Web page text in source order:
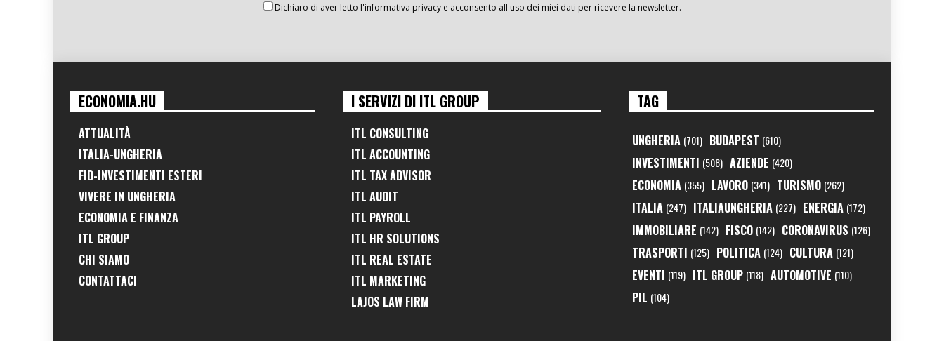
Dichiaro di aver letto l'informativa privacy e acconsento all'uso dei miei dati per ricevere la newsletter.
ECONOMIA.HU
ATTUALITÀ
ITALIA-UNGHERIA
FID-INVESTIMENTI ESTERI
VIVERE IN UNGHERIA
ECONOMIA E FINANZA
ITL GROUP
CHI SIAMO
CONTATTACI
I SERVIZI DI ITL GROUP
ITL CONSULTING
ITL ACCOUNTING
ITL TAX ADVISOR
ITL AUDIT
ITL PAYROLL
ITL HR SOLUTIONS
ITL REAL ESTATE
ITL MARKETING
LAJOS LAW FIRM
TAG
UNGHERIA (701) BUDAPEST (610)
INVESTIMENTI (508) AZIENDE (420)
ECONOMIA (355) LAVORO (341) TURISMO (262)
ITALIA (247) ITALIAUNGHERIA (227) ENERGIA (172)
IMMOBILIARE (142) FISCO (142) CORONAVIRUS (126)
TRASPORTI (125) POLITICA (124) CULTURA (121)
EVENTI (119) ITL GROUP (118) AUTOMOTIVE (110)
PIL (104)